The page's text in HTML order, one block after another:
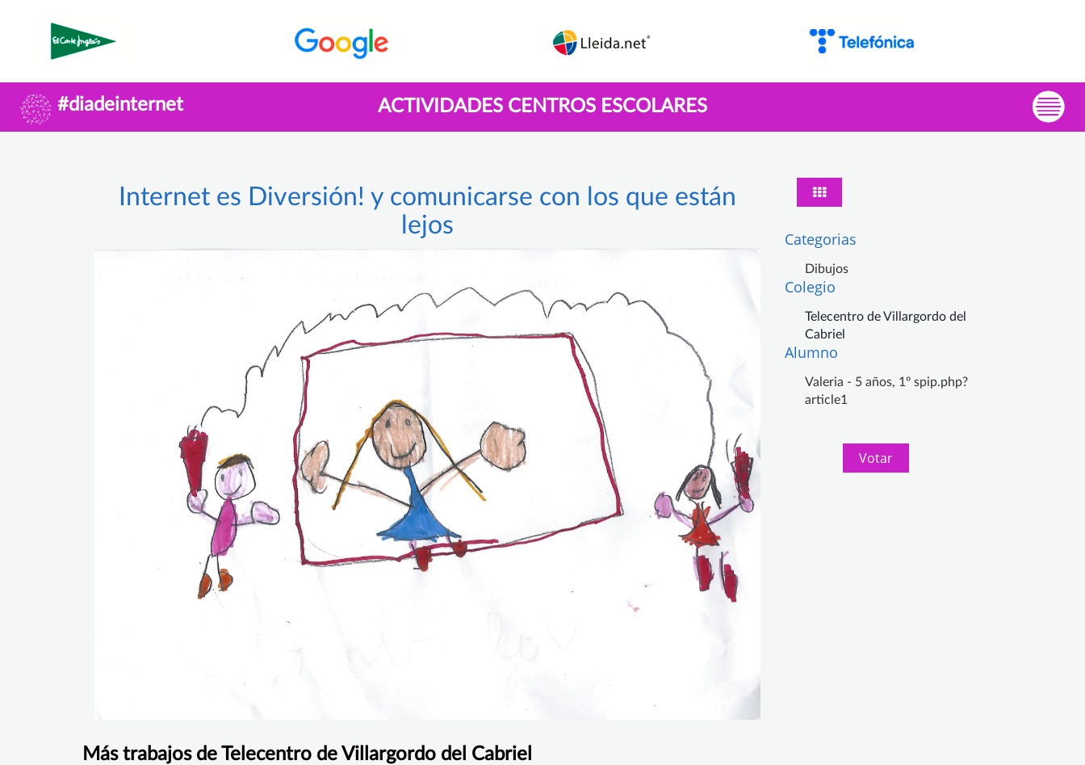
#diadeinternet ACTIVIDADES CENTROS ESCOLARES
Internet es Diversión! y comunicarse con los que están
lejos
Categorias
Dibujos
Colegio
Telecentro de Villargordo del
Cabriel
Alumno
Valeria - 5 años, 1º spip.php?
article1
Votar
Más trabajos de Telecentro de Villargordo del Cabriel